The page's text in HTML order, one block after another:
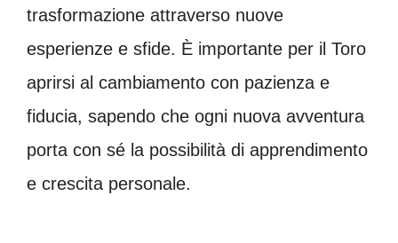
trasformazione attraverso nuove
esperienze e sfide. È importante per il Toro
aprirsi al cambiamento con pazienza e
fiducia, sapendo che ogni nuova avventura
porta con sé la possibilità di apprendimento
e crescita personale.